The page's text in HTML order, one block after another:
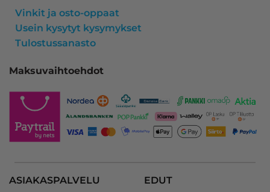
Vinkit ja osto-oppaat
Usein kysytyt kysymykset
Tulostussanasto
Maksuvaihtoehdot
ASIAKASPALVELU EDUT